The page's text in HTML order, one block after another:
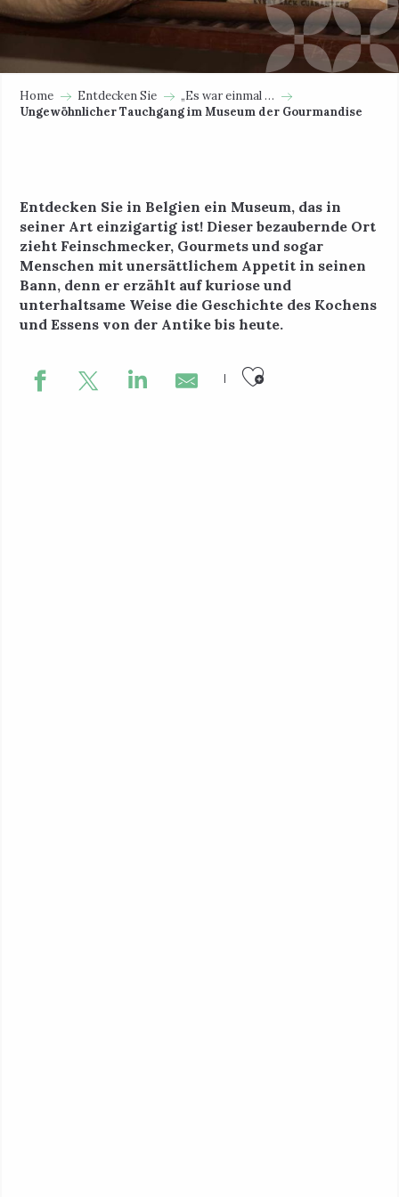
Home Entdecken Sie
„Es war einmal …
Ungewöhnlicher Tauchgang im Museum der Gourmandise
Entdecken Sie in Belgien ein Museum, das in
seiner Art einzigartig ist! Dieser bezaubernde Ort
zieht Feinschmecker, Gourmets und sogar
Menschen mit unersättlichem Appetit in seinen
Bann, denn er erzählt auf kuriose und
unterhaltsame Weise die Geschichte des Kochens
und Essens von der Antike bis heute.
Ajouter